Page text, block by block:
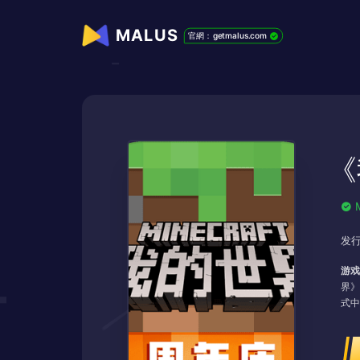
MALUS 官網：getmalus.com
发
游
界
式